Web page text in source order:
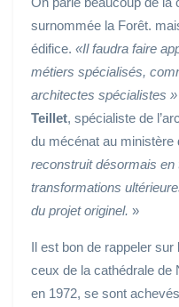
surnommée la Forêt.
édifice. «Il faudra faire
métiers spécialisés,
architectes spécialistes »
Teillet, spécialiste de
du mécénat au ministère
reconstruit désormais en
transformations
du projet originel. »
Il est bon de rappeler
ceux de la cathédrale de
en 1972, se sont